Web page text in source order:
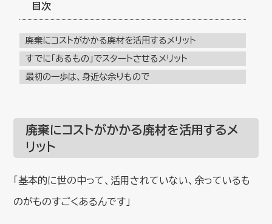
目次
廃棄にコストがかかる廃材を活用するメリット
すでに「あるもの」でスタートさせるメリット
最初の一歩は、身近な余りもので
廃棄にコストがかかる廃材を活用するメ
リット
「基本的に世の中って、活用されていない、余っているも
のがものすごくあるんです」